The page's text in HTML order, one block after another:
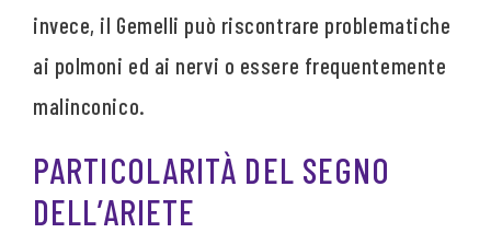
invece, il Gemelli può riscontrare problematiche
ai polmoni ed ai nervi o essere frequentemente
malinconico.
PARTICOLARITÀ DEL SEGNO
DELL’ARIETE